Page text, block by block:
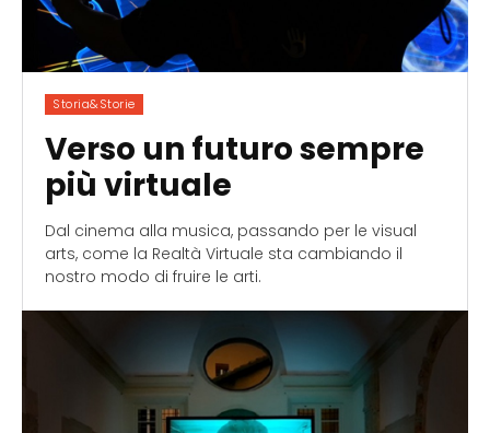
Storia&Storie
Verso un futuro sempre
più virtuale
Dal cinema alla musica, passando per le visual
arts, come la Realtà Virtuale sta cambiando il
nostro modo di fruire le arti.